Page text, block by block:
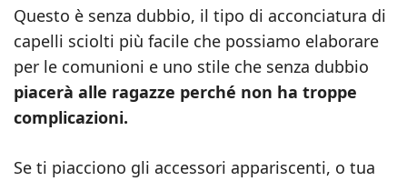
Questo è senza dubbio, il tipo di acconciatura di
capelli sciolti più facile che possiamo elaborare
per le comunioni e uno stile che senza dubbio
piacerà alle ragazze perché non ha troppe
complicazioni.
Se ti piacciono gli accessori appariscenti, o tua